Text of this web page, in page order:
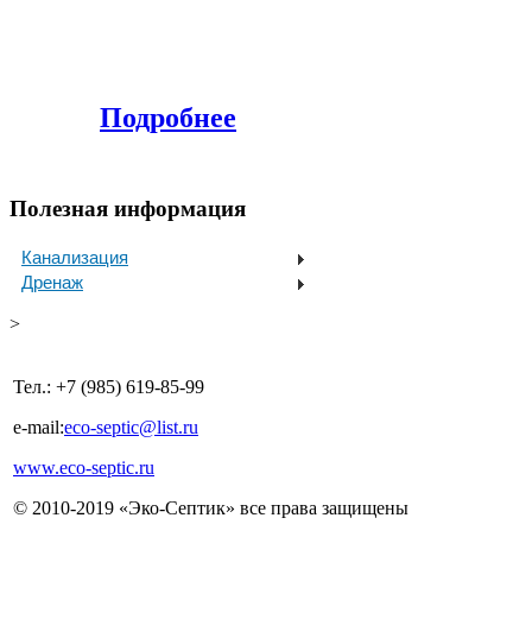
Подробнее
Полезная информация
Канализация
Дренаж
>
Тел.: +7 (985) 619-85-99
e-mail:eco-septic@list.ru
www.eco-septic.ru
© 2010-2019 «Эко-Септик» все права защищены